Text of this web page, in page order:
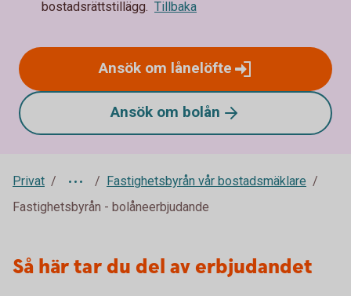
bostadsrättstillägg. Tillbaka
Ansök om lånelöfte
Ansök om bolån
Privat
Fastighetsbyrån vår bostadsmäklare
Fastighetsbyrån - bolåneerbjudande
Så här tar du del av erbjudandet